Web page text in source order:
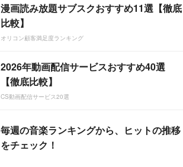
漫画読み放題サブスクおすすめ11選【徹底
比較】
オリコン顧客満足度ランキング
2026年動画配信サービスおすすめ40選
【徹底比較】
CS動画配信サービス20選
毎週の音楽ランキングから、ヒットの推移
をチェック！